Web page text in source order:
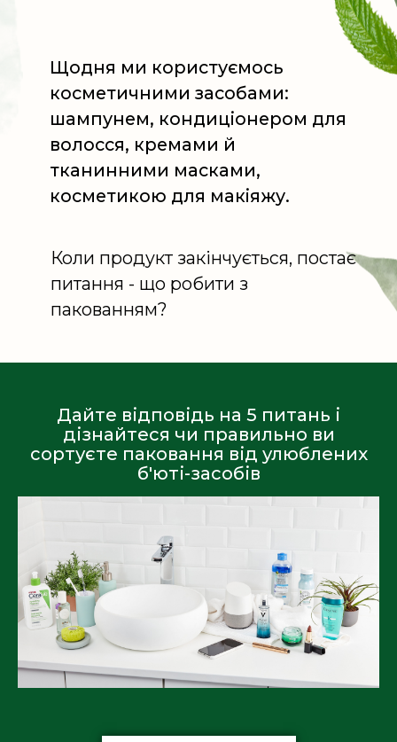
Дайте відповідь на 5 питань і
дізнайтеся чи правильно ви
сортуєте паковання від улюблених
б'юті-засобів
L’Oréal Україна
запустила
екосвідому ініціативу
“Сортуй
красу”
сформувати в українців базові